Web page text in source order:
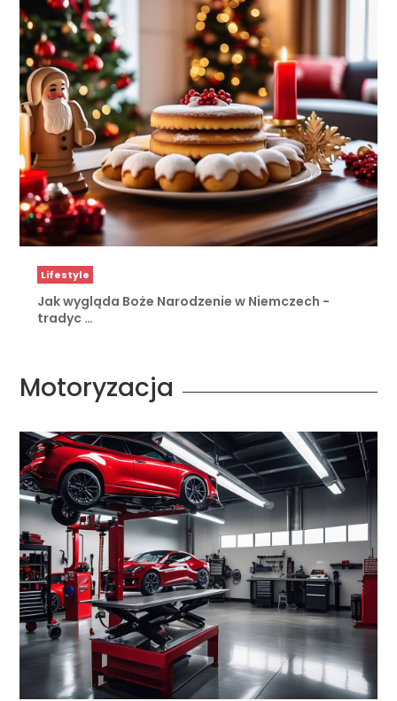
Lifestyle
Jak wygląda Boże Narodzenie w Niemczech -
tradyc …
Motoryzacja